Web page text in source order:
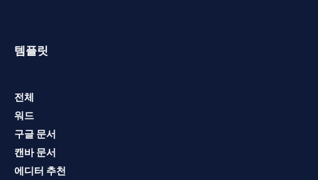
템플릿
전체
워드
구글 문서
캔바 문서
에디터 추천